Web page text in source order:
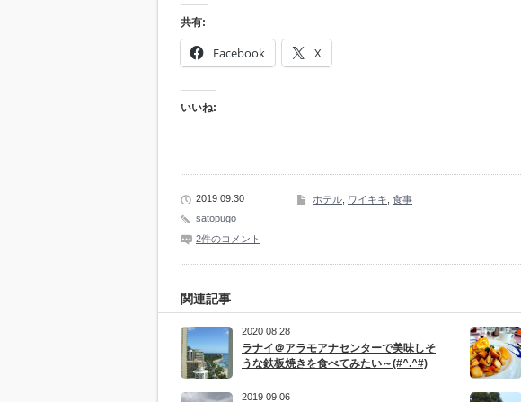
共有:
Facebook X
いいね:
2019 09.30
satopugo
2件のコメント
ホテル ワイキキ 食事
関連記事
2020 08.28
ラナイ＠アラモアナセンターで美味しそ
うな鉄板焼きを食べてみたい～(#^.^#)
2019 09.06